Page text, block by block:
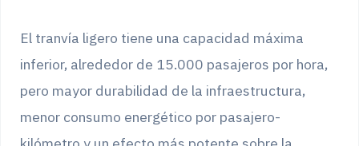
El tranvía ligero tiene una capacidad máxima
inferior, alrededor de 15.000 pasajeros por hora,
pero mayor durabilidad de la infraestructura,
menor consumo energético por pasajero-